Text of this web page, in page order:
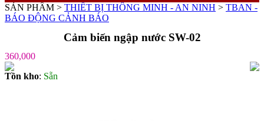
SẢN PHẨM > THIẾT BỊ THÔNG MINH - AN NINH > TBAN -
BÁO ĐỘNG CẢNH BÁO
Cảm biến ngập nước SW-02
360,000
Tồn kho: Sẵn